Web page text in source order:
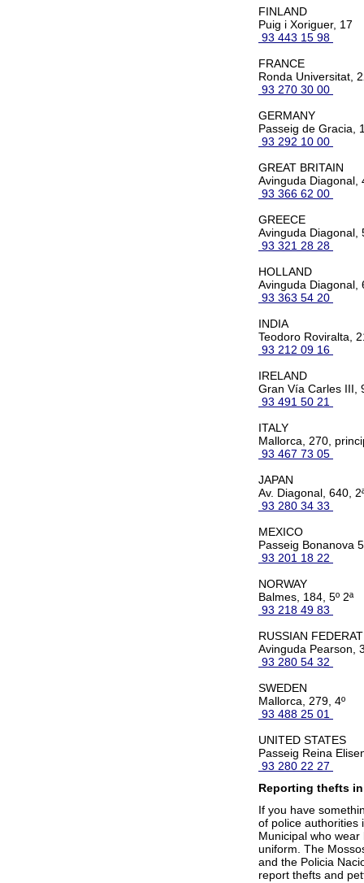
FINLAND
Puig i Xoriguer, 17
93 443 15 98
FRANCE
Ronda Universitat,
93 270 30 00
GERMANY
Passeig de Gracia,
93 292 10 00
GREAT BRITAIN
Avinguda Diagonal,
93 366 62 00
GREECE
Avinguda Diagonal,
93 321 28 28
HOLLAND
Avinguda Diagonal,
93 363 54 20
INDIA
Teodoro Roviralta,
93 212 09 16
IRELAND
Gran Vía Carles III,
93 491 50 21
ITALY
Mallorca, 270,
93 467 73 05
JAPAN
Av. Diagonal, 640,
93 280 34 33
MEXICO
Passeig Bonanova
93 201 18 22
NORWAY
Balmes, 184, 5º 2ª
93 218 49 83
RUSSIAN
Avinguda Pearson,
93 280 54 32
SWEDEN
Mallorca, 279, 4º
93 488 25 01
UNITED STATES
Passeig Reina
93 280 22 27
Reporting thefts
If you have
of police authorities
Municipal who
uniform. The
and the Policia
report thefts and